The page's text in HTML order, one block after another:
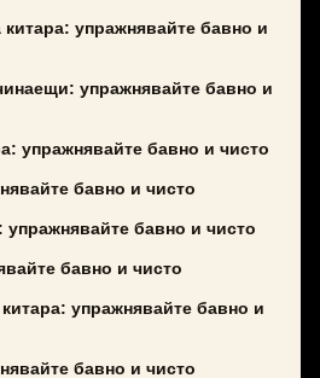
упражнявайте бавно и
упражнявайте бавно и
упражнявайте бавно и чисто
бавно и чисто
бавно и чисто
бавно и чисто
упражнявайте бавно и
бавно и чисто